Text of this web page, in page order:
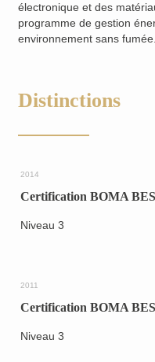
électronique et des
programme de gestion
environnement sans fumée.
Distinctions
2014
Certification BOMA
Niveau 3
2011
Certification BOMA
Niveau 3